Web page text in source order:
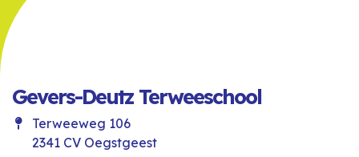
Gevers-Deutz Terweeschool
Terweeweg 106
2341 CV Oegstgeest